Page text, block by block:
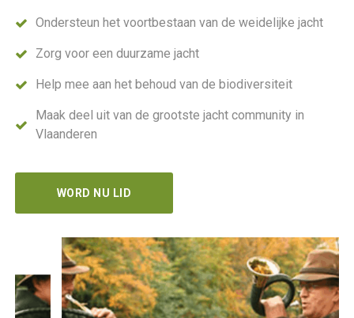
Ondersteun het voortbestaan van de weidelijke jacht
Zorg voor een duurzame jacht
Help mee aan het behoud van de biodiversiteit
Maak deel uit van de grootste jacht community in
Vlaanderen
WORD NU LID